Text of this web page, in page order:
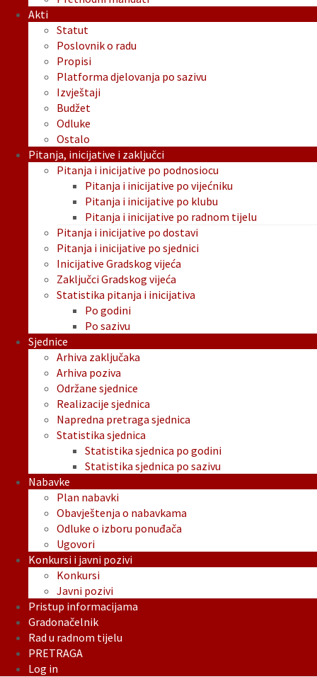
Akti
Statut
Poslovnik o radu
Propisi
Platforma djelovanja po sazivu
Izvještaji
Budžet
Odluke
Ostalo
Pitanja, inicijative i zaključci
Pitanja i inicijative po podnosiocu
Pitanja i inicijative po vijećniku
Pitanja i inicijative po klubu
Pitanja i inicijative po radnom tijelu
Pitanja i inicijative po dostavi
Pitanja i inicijative po sjednici
Inicijative Gradskog vijeća
Zaključci Gradskog vijeća
Statistika pitanja i inicijativa
Po godini
Po sazivu
Sjednice
Arhiva zaključaka
Arhiva poziva
Održane sjednice
Realizacije sjednica
Napredna pretraga sjednica
Statistika sjednica
Statistika sjednica po godini
Statistika sjednica po sazivu
Nabavke
Plan nabavki
Obavještenja o nabavkama
Odluke o izboru ponuđača
Ugovori
Konkursi i javni pozivi
Konkursi
Javni pozivi
Pristup informacijama
Gradonačelnik
Rad u radnom tijelu
PRETRAGA
Log in